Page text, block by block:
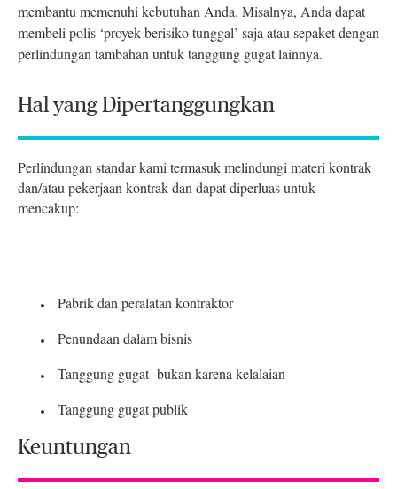
membantu memenuhi kebutuhan Anda. Misalnya, Anda dapat
membeli polis ‘proyek berisiko tunggal’ saja atau sepaket dengan
perlindungan tambahan untuk tanggung gugat lainnya.
Hal yang Dipertanggungkan
Perlindungan standar kami termasuk melindungi materi kontrak
dan/atau pekerjaan kontrak dan dapat diperluas untuk
mencakup:
Pabrik dan peralatan kontraktor
Penundaan dalam bisnis
Tanggung gugat bukan karena kelalaian
Tanggung gugat publik
Keuntungan